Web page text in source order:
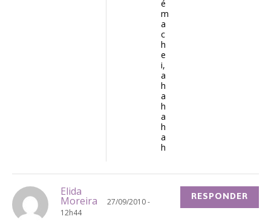
é
m
a
c
h
e
i,
a
h
a
h
a
h
a
h
Elida
Moreira
27/09/2010 -
12h44
RESPONDER